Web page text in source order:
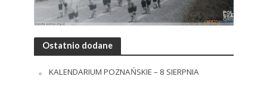
Ostatnio dodane
KALENDARIUM POZNAŃSKIE – 8 SIERPNIA